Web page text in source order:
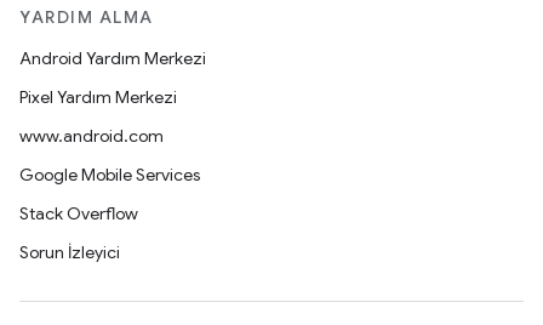
YARDIM ALMA
Android Yardım Merkezi
Pixel Yardım Merkezi
www.android.com
Google Mobile Services
Stack Overflow
Sorun İzleyici